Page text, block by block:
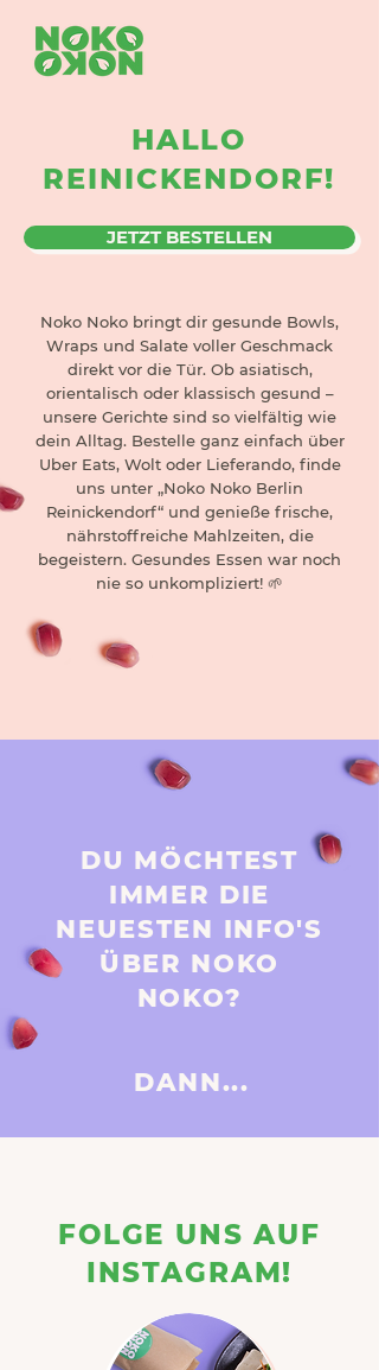
HALLO
REINICKENDORF!
JETZT BESTELLEN
Noko Noko bringt dir gesunde Bowls,
Wraps und Salate voller Geschmack
direkt vor die Tür. Ob asiatisch,
orientalisch oder klassisch gesund –
unsere Gerichte sind so vielfältig wie
dein Alltag. Bestelle ganz einfach über
Uber Eats, Wolt oder Lieferando, finde
uns unter „Noko Noko Berlin
Reinickendorf“ und genieße frische,
nährstoffreiche Mahlzeiten, die
begeistern. Gesundes Essen war noch
nie so unkompliziert! 🌱
DU MÖCHTEST
IMMER DIE
NEUESTEN INFO'S
ÜBER NOKO
NOKO?
DANN...
FOLGE UNS AUF
INSTAGRAM!